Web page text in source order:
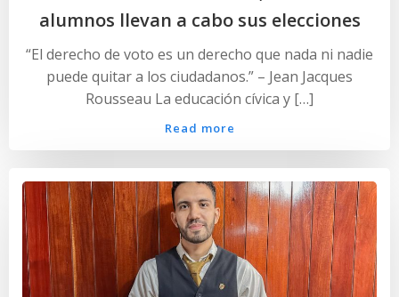
alumnos llevan a cabo sus elecciones
“El derecho de voto es un derecho que nada ni nadie
puede quitar a los ciudadanos.” – Jean Jacques
Rousseau La educación cívica y […]
Read more